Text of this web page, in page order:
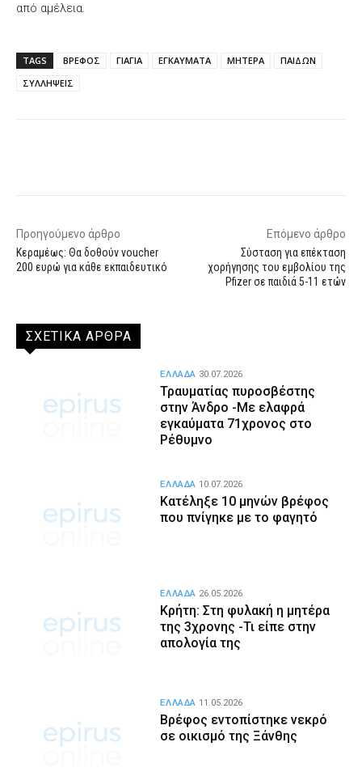
από αμέλεια.
TAGS ΒΡΕΦΟΣ ΓΙΑΓΙΑ ΕΓΚΑΥΜΑΤΑ ΜΗΤΕΡΑ
ΠΑΙΔΩΝ
ΣΥΛΛΗΨΕΙΣ
Προηγούμενο άρθρο
Κεραμέως: Θα δοθούν voucher
200 ευρώ για κάθε εκπαιδευτικό
Επόμενο άρθρο
Σύσταση για επέκταση
χορήγησης του εμβολίου της
Pfizer σε παιδιά 5-11 ετών
ΣΧΕΤΙΚΑ ΑΡΘΡΑ
Τραυματίας πυροσβέστης
στην Άνδρο -Με ελαφρά
εγκαύματα 71χρονος στο
Ρέθυμνο
ΕΛΛΑΔΑ 30.07.2026
Κατέληξε 10 μηνών βρέφος
που πνίγηκε με το φαγητό
ΕΛΛΑΔΑ 10.07.2026
Κρήτη: Στη φυλακή η μητέρα
της 3χρονης -Τι είπε στην
απολογία της
ΕΛΛΑΔΑ 26.05.2026
Βρέφος εντοπίστηκε νεκρό
σε οικισμό της Ξάνθης
ΕΛΛΑΔΑ 11.05.2026